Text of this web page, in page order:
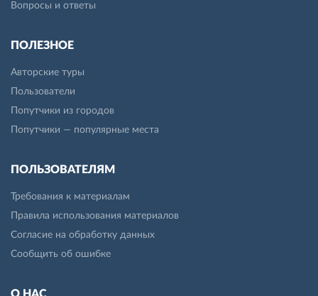
Вопросы и ответы
ПОЛЕЗНОЕ
Авторские туры
Пользователи
Попутчики из городов
Попутчики — популярные места
ПОЛЬЗОВАТЕЛЯМ
Требования к материалам
Правила использования материалов
Согласие на обработку данных
Сообщить об ошибке